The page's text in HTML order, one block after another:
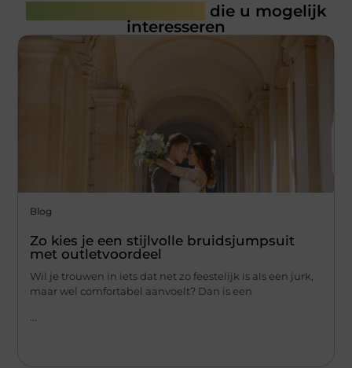
die u mogelijk
interesseren
Blog
Zo kies je een stijlvolle bruidsjumpsuit
met outletvoordeel
Wil je trouwen in iets dat net zo feestelijk is als een jurk,
maar wel comfortabel aanvoelt? Dan is een